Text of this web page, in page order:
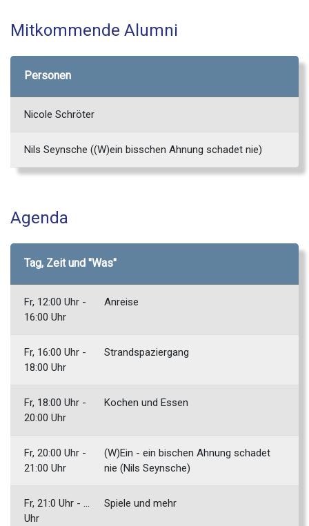
Mitkommende Alumni
Personen
Nicole Schröter
Nils Seynsche ((W)ein bisschen Ahnung schadet nie)
Agenda
Tag, Zeit und "Was"
Fr, 12:00 Uhr -
16:00 Uhr
Anreise
Fr, 16:00 Uhr -
18:00 Uhr
Strandspaziergang
Fr, 18:00 Uhr -
20:00 Uhr
Kochen und Essen
Fr, 20:00 Uhr -
21:00 Uhr
(W)Ein - ein bischen Ahnung schadet
nie (Nils Seynsche)
Fr, 21:0 Uhr - ...
Uhr
Spiele und mehr